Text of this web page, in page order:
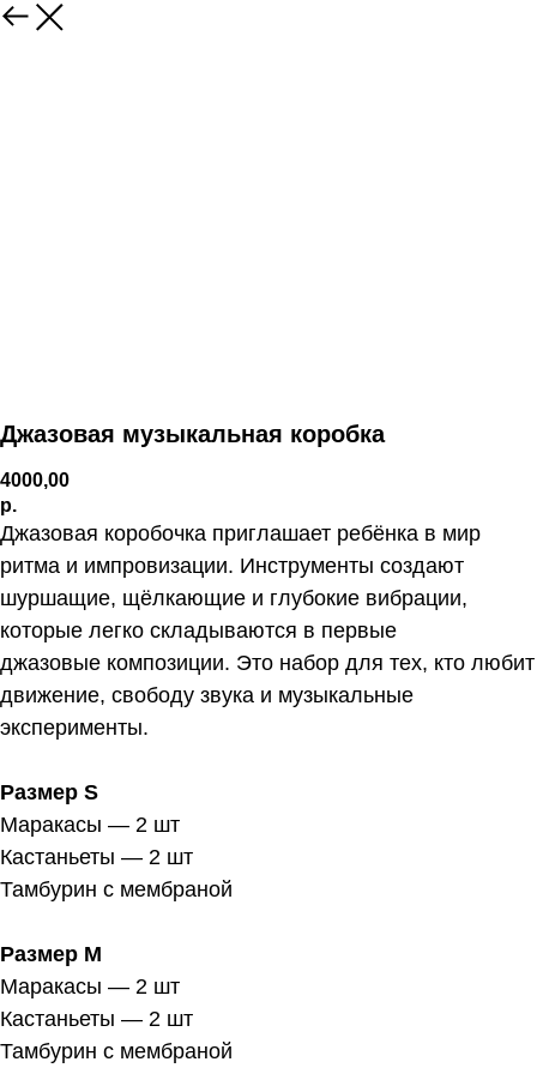
Джазовая музыкальная коробка
4000,00
р.
Джазовая коробочка приглашает ребёнка в мир
ритма и импровизации. Инструменты создают
шуршащие, щёлкающие и глубокие вибрации,
которые легко складываются в первые
джазовые композиции. Это набор для тех, кто любит
движение, свободу звука и музыкальные
эксперименты.
Размер S
Маракасы — 2 шт
Кастаньеты — 2 шт
Тамбурин с мембраной
Размер М
Маракасы — 2 шт
Кастаньеты — 2 шт
Тамбурин с мембраной